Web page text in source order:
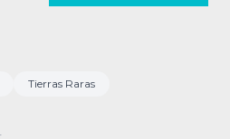
Tierras Raras